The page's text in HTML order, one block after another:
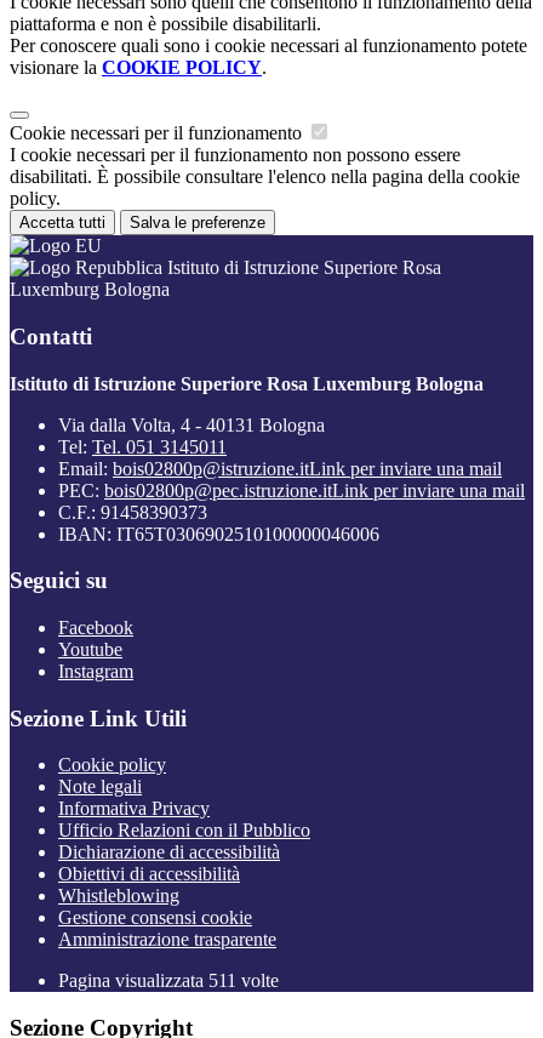
piattaforma e non è possibile disabilitarli.
Per conoscere quali sono i cookie necessari al funzionamento potete
visionare la COOKIE POLICY.
Cookie necessari per il funzionamento
I cookie necessari per il funzionamento non possono essere
disabilitati. È possibile consultare l'elenco nella pagina della cookie
policy.
Accetta tutti Salva le preferenze
Istituto di Istruzione Superiore Rosa
Luxemburg Bologna
Contatti
Istituto di Istruzione Superiore Rosa Luxemburg Bologna
Via dalla Volta, 4 - 40131 Bologna
Tel: Tel. 051 3145011
Email: bois02800p@istruzione.itLink per inviare una mail
PEC: bois02800p@pec.istruzione.itLink per inviare una mail
C.F.: 91458390373
IBAN: IT65T0306902510100000046006
Seguici su
Facebook
Youtube
Instagram
Sezione Link Utili
Cookie policy
Note legali
Informativa Privacy
Ufficio Relazioni con il Pubblico
Dichiarazione di accessibilità
Obiettivi di accessibilità
Whistleblowing
Gestione consensi cookie
Amministrazione trasparente
Pagina visualizzata 511 volte
Sezione Copyright